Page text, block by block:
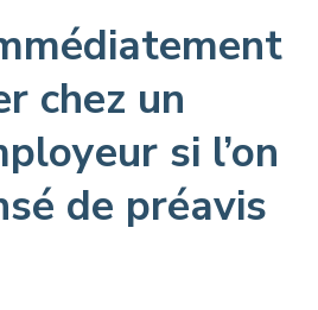
chez un
si l’on
de préavis